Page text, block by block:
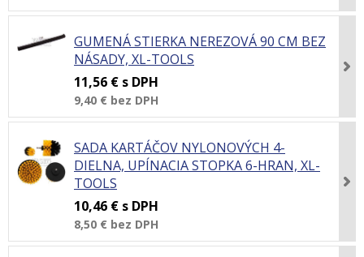
GUMENÁ STIERKA NEREZOVÁ 90 CM BEZ
NÁSADY, XL-TOOLS
11,56 € s DPH
9,40 € bez DPH
SADA KARTÁČOV NYLONOVÝCH 4-
DIELNA, UPÍNACIA STOPKA 6-HRAN, XL-
TOOLS
10,46 € s DPH
8,50 € bez DPH